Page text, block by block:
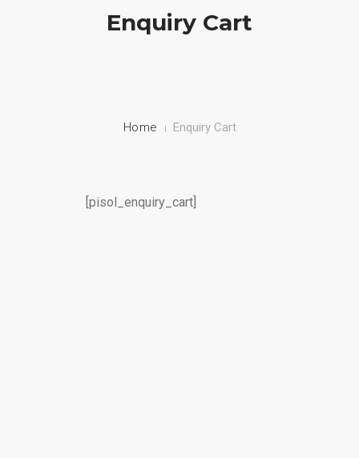
SUPORTE TÉCNICOEnquiry Cart
Home Enquiry Cart
[pisol_enquiry_cart]